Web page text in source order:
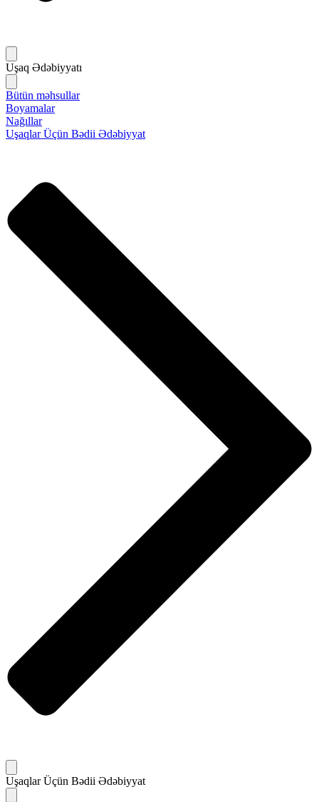
Uşaq Ədəbiyyatı
Bütün məhsullar
Boyamalar
Nağıllar
Uşaqlar Üçün Bədii Ədəbiyyat
Uşaqlar Üçün Bədii Ədəbiyyat